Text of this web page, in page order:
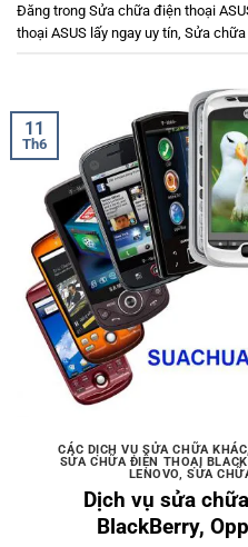
Đăng trong Sửa chữa điện thoại
thoại ASUS lấy ngay uy tín Sửa
11
Th6
CÁC DỊCH VỤ SỬA CHỮA KHÁC,
SỬA CHỮA ĐIỆN THOẠI
LENOVO,SỬA
Dịch vụ sửa
BlackBerry,